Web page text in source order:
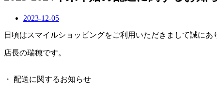
2023-12-05
日頃はスマイルショッピングをご利用いただきまして誠にあ
店長の瑞穂です。
・ 配送に関するお知らせ